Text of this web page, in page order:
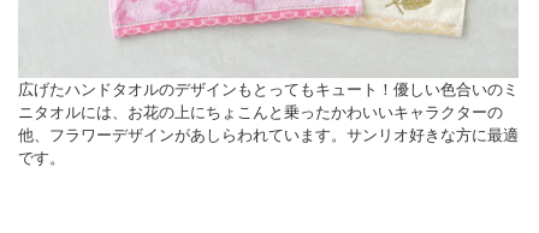
広げたハンドタオルのデザインもとってもキュート！優しい色合いのミ
ニタオルには、お花の上にちょこんと乗ったかわいいキャラクターの
他、フラワーデザインがあしらわれています。サンリオ好きな方に最適
です。